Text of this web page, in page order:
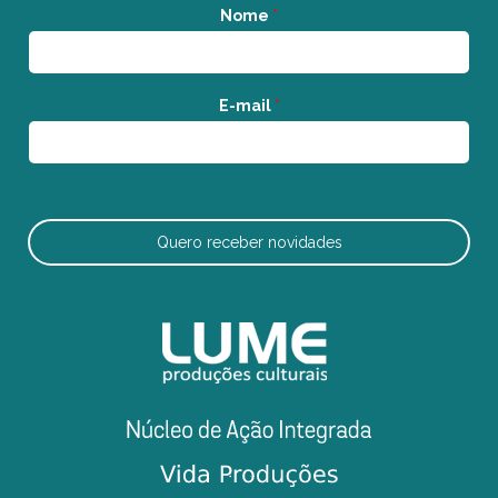
Nome *
E-mail *
Quero receber novidades